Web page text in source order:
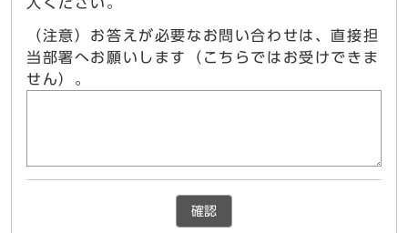
入ください。
（注意）お答えが必要なお問い合わせは、直接担
当部署へお願いします（こちらではお受けできま
せん）。
確認